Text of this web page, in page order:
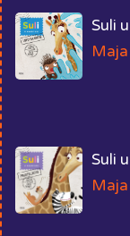
Suli
Suli